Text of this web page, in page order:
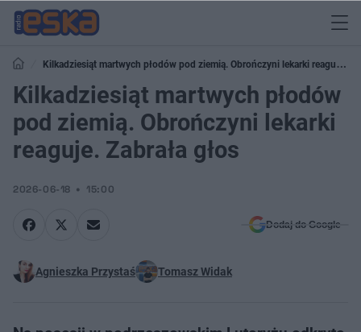
Kilkadziesiąt martwych płodów pod ziemią. Obrończyni lekarki reaguje.
Zabrała głos
Kilkadziesiąt martwych płodów
pod ziemią. Obrończyni lekarki
reaguje. Zabrała głos
2026-06-18 15:00
Dodaj do Google
Agnieszka Przystaś Tomasz Widak